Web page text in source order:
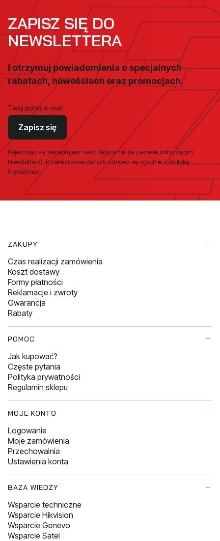
ZAPISZ SIĘ DO
NEWSLETTERA
I otrzymuj powiadomienia o specjalnych
rabatach, nowościach oraz promocjach.
Twój adres e-mail
Zapisz się
Rejestrując się, akceptujesz nasz Regulamin (w zakresie dotyczącym
Newslettera). Przetwarzanie danych odbywa się zgodnie z Polityką
Prywatności.
ZAKUPY
Czas realizacji zamówienia
Koszt dostawy
Formy płatności
Reklamacje i zwroty
Gwarancja
Rabaty
POMOC
Jak kupować?
Częste pytania
Polityka prywatności
Regulamin sklepu
MOJE KONTO
Logowanie
Moje zamówienia
Przechowalnia
Ustawienia konta
BAZA WIEDZY
Wsparcie techniczne
Wsparcie Hikvision
Wsparcie Genevo
Wsparcie Satel